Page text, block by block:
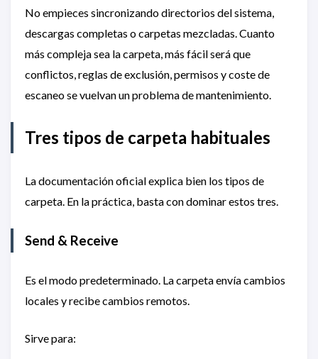
No empieces sincronizando directorios del sistema,
descargas completas o carpetas mezcladas. Cuanto
más compleja sea la carpeta, más fácil será que
conflictos, reglas de exclusión, permisos y coste de
escaneo se vuelvan un problema de mantenimiento.
Tres tipos de carpeta habituales
La documentación oficial explica bien los tipos de
carpeta. En la práctica, basta con dominar estos tres.
Send & Receive
Es el modo predeterminado. La carpeta envía cambios
locales y recibe cambios remotos.
Sirve para: